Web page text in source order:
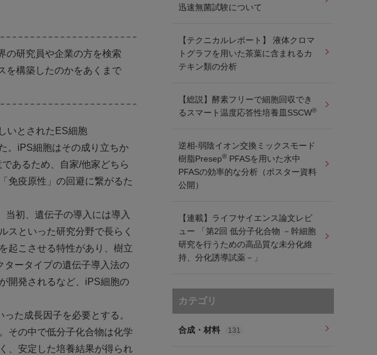
の研究員や企業の方を検索
を構築したのかをあくまで
いとされたES細胞
。iPS細胞はその成り立ちか
あるため、自家/他家どちら
免疫原性」の回避に繋がるた
初、遺伝子の導入には導入
スといった研究分野で長らく
起こさせる特性があり、樹立
タータイプの遺伝子導入法の
開発されるなど、iPS細胞の
た成長因子を必要とする。
その中で低分子化合物は化学
、安定した培養結果が得られ
迅速無菌試験について
【テクニカルレポート】 液体クロマ
トグラフを用いた茶葉に含まれるカ
テキン類の分析
【総説】酵素フリーで細胞回収でき
るスマート温度応答性培養皿SSCW®
逆相-弱陰イオン交換ミックスモード
樹脂Presep® PFASを用いた水中
PFASの効率的な分析（ポスター資料
公開）
【連載】ライフサイエンス論文レビ
ュー 「第2回 低分子化合物 －幹細胞
研究を行うための高品質な未分化維
持、分化誘導試薬－」
カテゴリ
合成・材料 131